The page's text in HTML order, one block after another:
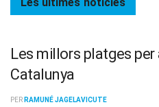
Les últimes notícies
Les millors platges
Catalunya
PER RAMUNÉ JAGELAVICUTE